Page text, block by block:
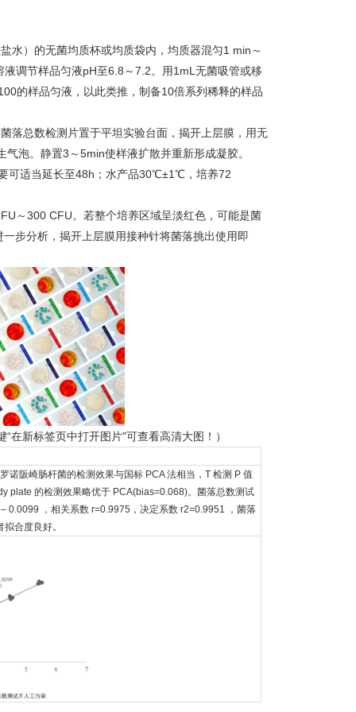
水）的无菌均质杯或均质袋内，均质器混匀1 min～
调节样品匀液pH至6.8～7.2。用1mL无菌吸管或移
的样品匀液，以此类推，制备10倍系列稀释的样品
落总数检测片置于平坦实验台面，揭开上层膜，用无
泡。静置3～5min使样液扩散并重新形成凝胶。
可适当延长至48h；水产品30℃±1℃，培养72
～300 CFU。若整个培养区域呈淡红色，可能是菌
步分析，揭开上层膜用接种针将菌落挑出使用即
“在新标签页中打开图片"可查看高清大图！）
阪崎肠杆菌的检测效果与国标 PCA 法相当，T 检测 P 值
plate 的检测效果略优于 PCA(bias=0.068)。菌落总数测试
0.0099 ，相关系数 r=0.9975，决定系数 r2=0.9951 ，菌落
合度良好。